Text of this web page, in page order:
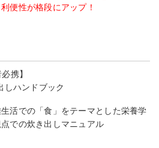
便性が格段にアップ！
携】
しハンドブック
活での「食」をテーマとした栄養学
での炊き出しマニュアル